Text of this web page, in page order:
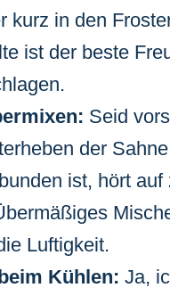
kurz in den
ist der beste
Seid
der
ist, hört auf
Luftigkeit.
Kühlen: Ja,